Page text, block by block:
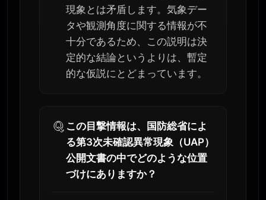
現象とは矛盾します。気象デー
タや観測角度に関する情報が不
十分であるため、この説明は決
定的な結論というよりは、暫定
的な仮説にとどまっています。
この目撃情報は、国防総省によ
る第3次未確認異常現象（UAP）
公開文書の中でどのような位置
づけにありますか？